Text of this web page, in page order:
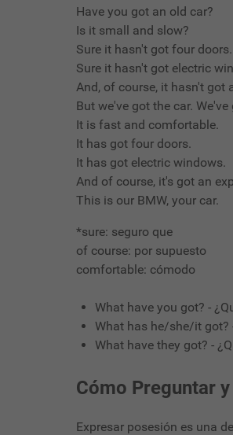
Have you got an old car?
Is it small and slow?
Sure it hasn't got four doors.
Sure it hasn't got electric
And, of course, it hasn't got
But we've got the car.
It is fast and comfortable.
It has got four doors.
It has got electric windows.
And of course, it's got an
This is our BMW, your car.
*sure: seguro que
of course: por supuesto
comfortable: cómodo
What have you got? -
What has he/she/it got?
What have they got? -
Cómo Preguntar
Expresar posesión es una